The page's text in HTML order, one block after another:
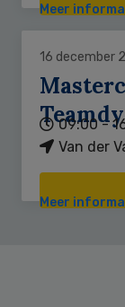
Meer
16 december
09:00 -
Van der
Meer